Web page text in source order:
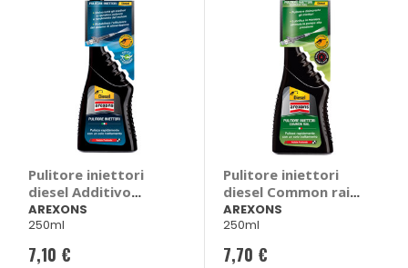
Pulitore iniettori
diesel Additivo
Diesel - AREXONS
AREXONS
250ml
7,10 €
Pulitore iniettori
diesel Common rail -
AREXONS
AREXONS
250ml
7,70 €